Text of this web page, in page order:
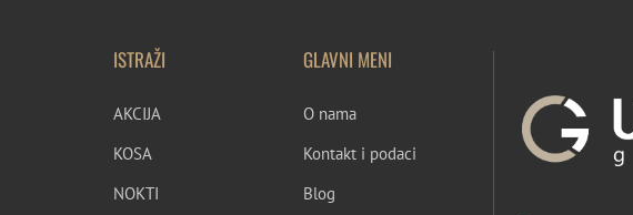
ISTRAŽI
AKCIJA
KOSA
NOKTI
GLAVNI MENI
O nama
Kontakt i podaci
Blog